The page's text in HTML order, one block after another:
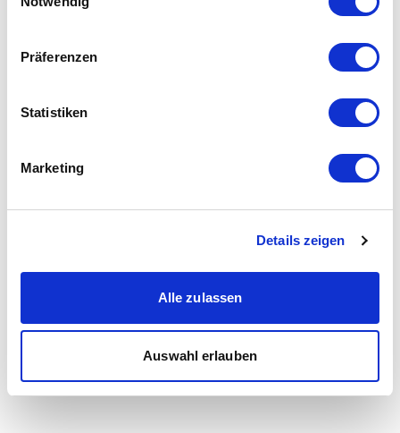
Präferenzen
Statistiken
Marketing
Details zeigen
Alle zulassen
Auswahl erlauben